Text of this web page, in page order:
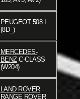
PEUGEOT508 I
(8D_)
MERCEDES-
BENZC-CLASS
(W204)
LAND ROVER
RANGE ROVER